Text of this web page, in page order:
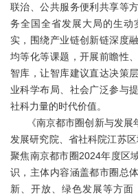
联治、公共服务便利共享等
务全国全省发展大局的生动
实，围绕产业链创新链深度
均等化等课题，开展前瞻性
智库，让智库建议直达决策
业科学布局、社会广泛参与
社科力量的时代价值。
《南京都市圈创新与发
发展研究院、省社科院江苏
聚焦南京都市圈2024年度区
识，主体内容涵盖都市圈总
新、开放、绿色发展等方面